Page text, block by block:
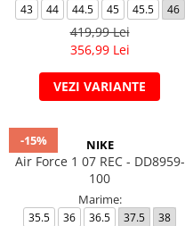
43
44 44.5 45 45.5 46
419,99 Lei
356,99 Lei
VEZI VARIANTE
-15% NIKE
Air Force 1 07 REC - DD8959-
100
Marime:
35.5 36 36.5 37.5
38